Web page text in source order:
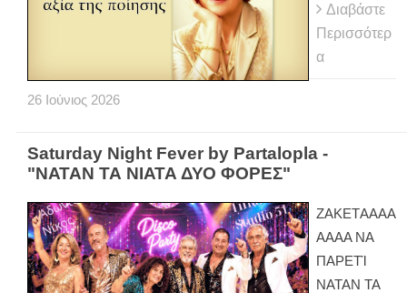
Διαβάστε
Περισσότερ
α
26 Ιούνιος 2026
Saturday Night Fever by Partalopla -
"ΝΑΤΑΝ ΤΑ ΝΙΑΤΑ ΔΥΟ ΦΟΡΕΣ"
ΖAKETΑΑΑΑ
ΑΑΑΑ ΝΑ
ΠΑΡΕΤΊ
ΝΑΤΑΝ ΤΑ